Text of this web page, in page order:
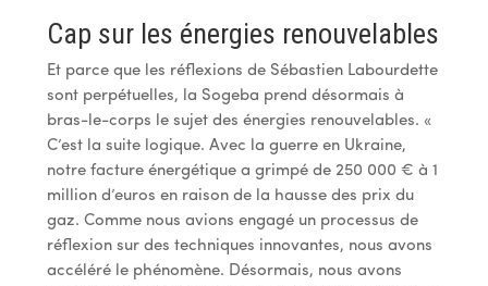
Cap sur les énergies renouvelables
Et parce que les réflexions de Sébastien Labourdette
sont perpétuelles, la Sogeba prend désormais à
bras-le-corps le sujet des énergies renouvelables. «
C’est la suite logique. Avec la guerre en Ukraine,
notre facture énergétique a grimpé de 250 000 € à 1
million d’euros en raison de la hausse des prix du
gaz. Comme nous avions engagé un processus de
réflexion sur des techniques innovantes, nous avons
accéléré le phénomène. Désormais, nous avons